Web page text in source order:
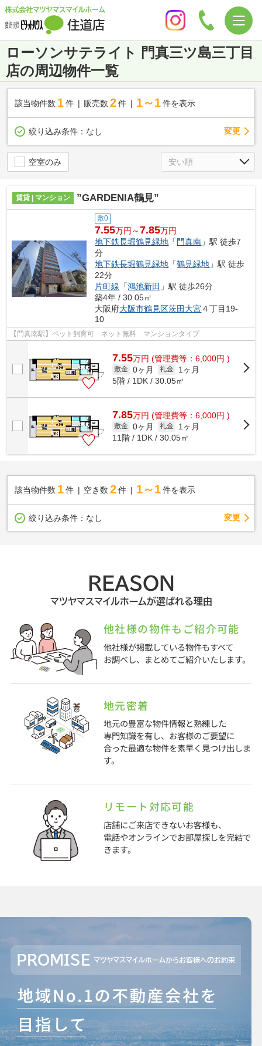
ローソンサテライト 門真三ツ島三丁目
店の周辺物件一覧
該当物件数 1件 販売数 2 件 1～1 件を表示
絞り込み条件： なし 変更
空室のみ
賃貸 | マンション ”GARDENIA鶴見”
敷0
7.55万円～7.85万円
地下鉄長堀鶴見緑地 「 門真南 」駅 徒歩7
分
地下鉄長堀鶴見緑地 「鶴見緑地 」駅 徒歩
22分
片町線 「鴻池新田 」駅 徒歩26分
築4年 / 30.05㎡
大阪府大阪市鶴見区茨田大宮４丁目19-
10
【門真南駅】ペット飼育可 ネット無料 マンションタイプ
7.55万円 (管理費等：6,000円 )
敷金 0ヶ月 礼金
1ヶ月
5階 / 1DK / 30.05㎡
7.85万円 (管理費等：6,000円 )
敷金 0ヶ月 礼金
1ヶ月
11階 / 1DK / 30.05㎡
該当物件数 1件 空き数 2 件 1～1 件を表示
絞り込み条件： なし 変更
REASON
マツヤマスマイルホームが選ばれる理由
他社様の物件もご紹介可能
他社様が掲載している物件もすべて
お調べし、まとめてご紹介いたします。
地元密着
地元の豊富な物件情報と熟練した
専門知識を有し、お客様のご要望に
合った最適な物件を素早く見つけ出しま
す。
リモート対応可能
店舗にご来店できないお客様も、
電話やオンラインでお部屋探しを完結で
きます。
PROMISE マツヤマスマイルホームからお客様へのお約束